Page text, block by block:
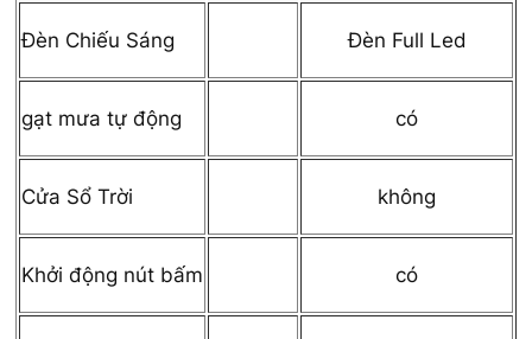
Đèn Chiếu Sáng Đèn Full Led
gạt mưa tự động có
Cửa Sổ Trời không
Khởi động nút bấm có